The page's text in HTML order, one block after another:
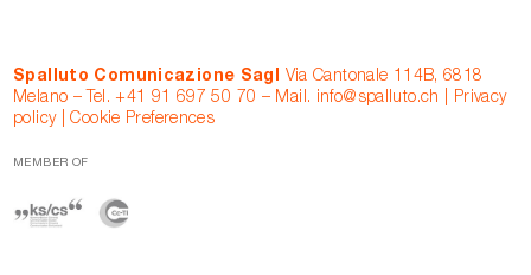
Spalluto Comunicazione Sagl Via Cantonale 114B, 6818
Melano – Tel. +41 91 697 50 70 – Mail. info@spalluto.ch
Privacy
policy|Cookie Preferences
MEMBER OF